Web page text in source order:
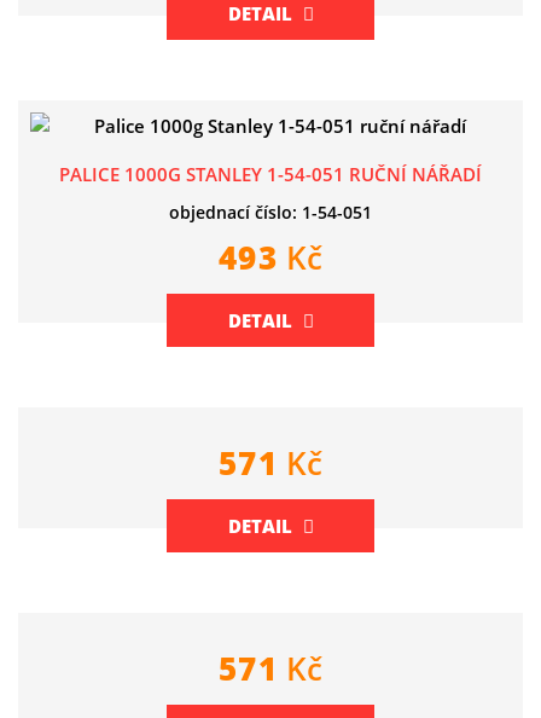
DETAIL
PALICE 1000G STANLEY 1-54-051 RUČNÍ NÁŘADÍ
objednací číslo: 1-54-051
493 Kč
DETAIL
571 Kč
DETAIL
571 Kč